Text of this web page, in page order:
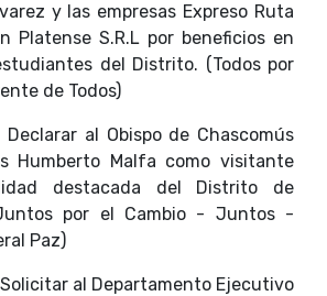
y las empresas Expreso Ruta
Platense S.R.L por beneficios en
del Distrito. (Todos por
de Todos)
al Obispo de Chascomús
Humberto Malfa como visitante
destacada del Distrito de
por el Cambio - Juntos -
Paz)
al Departamento Ejecutivo